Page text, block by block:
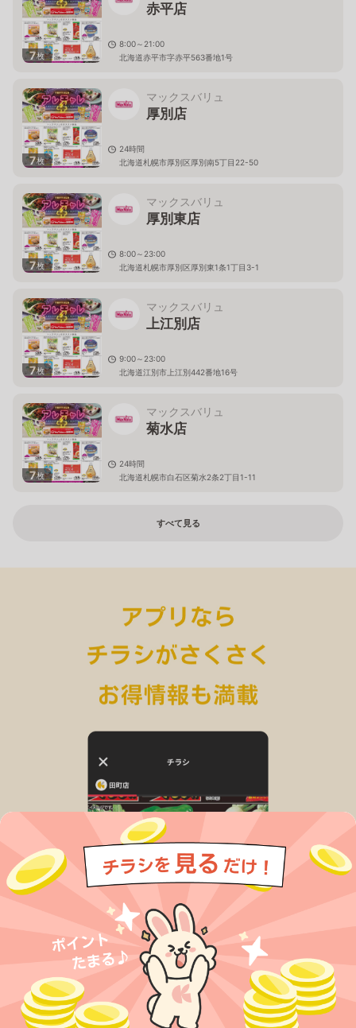
7枚
赤平店
8:00～21:00
北海道赤平市字赤平563番地1号
7枚
マックスバリュ
厚別店
24時間
北海道札幌市厚別区厚別南5丁目22-50
7枚
マックスバリュ
厚別東店
8:00～23:00
北海道札幌市厚別区厚別東1条1丁目3-1
7枚
マックスバリュ
上江別店
9:00～23:00
北海道江別市上江別442番地16号
7枚
マックスバリュ
菊水店
24時間
北海道札幌市白石区菊水2条2丁目1-11
すべて見る